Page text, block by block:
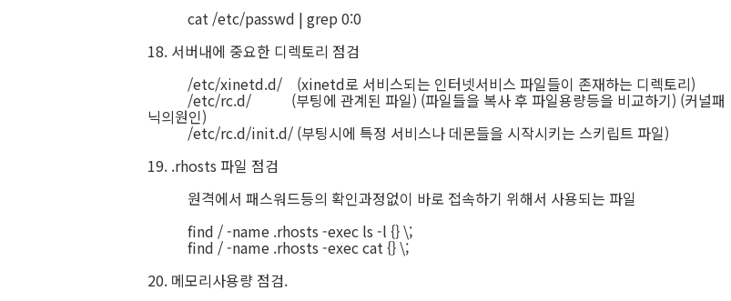
cat /etc/passwd | grep 0:0
18. 서버내에 중요한 디렉토리 점검
/etc/xinetd.d/ (xinetd로 서비스되는 인터넷서비스 파일들이 존재하는 디렉토리)
/etc/rc.d/ (부팅에 관계된 파일) (파일들을 복사 후 파일용량등을 비교하기) (커널패
닉의원인)
/etc/rc.d/init.d/ (부팅시에 특정 서비스나 데몬들을 시작시키는 스키립트 파일)
19. .rhosts 파일 점검
원격에서 패스워드등의 확인과정없이 바로 접속하기 위해서 사용되는 파일
find / -name .rhosts -exec ls -l {} \;
find / -name .rhosts -exec cat {} \;
20. 메모리사용량 점검.